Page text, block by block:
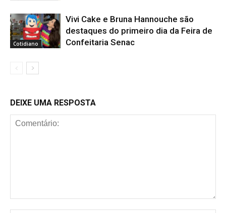
Cotidiano
Vivi Cake e Bruna Hannouche são
destaques do primeiro dia da Feira de
Confeitaria Senac
DEIXE UMA RESPOSTA